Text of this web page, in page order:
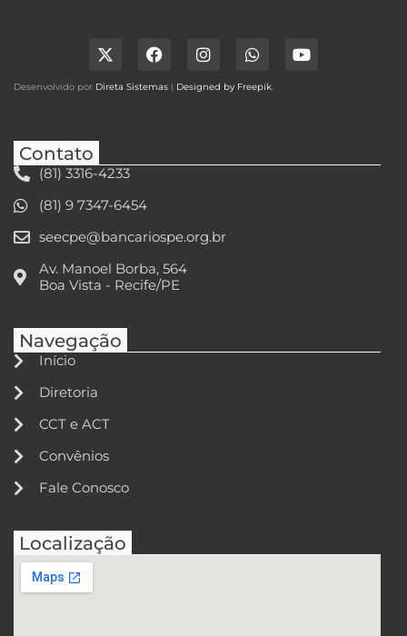
Desenvolvido por Direta Sistemas | Designed by Freepik.
Contato
(81) 3316-4233
(81) 9 7347-6454
seecpe@bancariospe.org.br
Av. Manoel Borba, 564
Boa Vista - Recife/PE
Navegação
Início
Diretoria
CCT e ACT
Convênios
Fale Conosco
Localização